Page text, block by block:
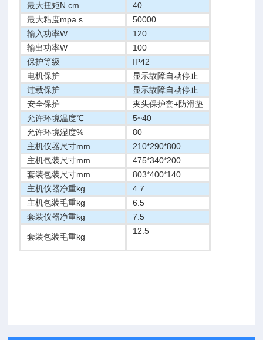
最大扭矩N.cm
40
最大粘度mpa.s
50000
输入功率W
120
输出功率W
100
保护等级
IP42
电机保护
显示故障自动停止
过载保护
显示故障自动停止
安全保护
夹头保护套+防滑垫
允许环境温度℃
5~40
允许环境湿度%
80
主机仪器尺寸mm
210*290*800
主机包装尺寸mm
475*340*200
套装包装尺寸mm
803*400*140
主机仪器净重kg
4.7
主机包装毛重kg
6.5
套装仪器净重kg
7.5
套装包装毛重kg
12.5